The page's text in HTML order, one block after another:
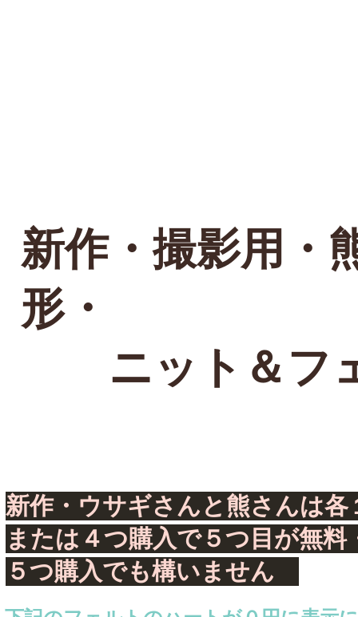
新作・撮影用・
形・
ニット＆フ
新作・ウサギさんと熊さんは各
または４つ購入で５つ目が無
５つ購入でも構いません